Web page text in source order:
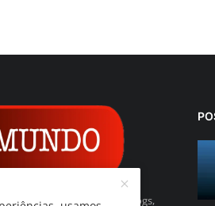
de websites, páginas, blogs,